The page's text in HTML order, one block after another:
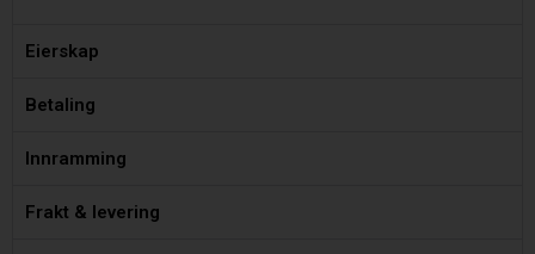
Eierskap
Betaling
Innramming
Frakt & levering